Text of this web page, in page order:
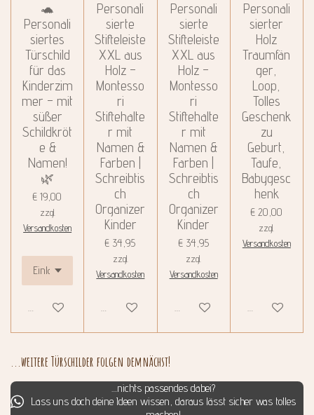
🐢
Personali
siertes
Türschild
für das
Kinderzim
mer – mit
süßer
Schildkröt
e &
Namen!
🌿
€ 19,00
zzgl.
Versandkosten
Details anzeigen
Personali
sierte
Stifteleiste
XXL aus
Holz –
Montesso
ri
Stiftehalte
r mit
Namen &
Farben |
Schreibtis
ch
Organizer
Kinder
€ 34,95
zzgl.
Versandkosten
Details anzeigen
Personali
sierte
Stifteleiste
XXL aus
Holz –
Montesso
ri
Stiftehalte
r mit
Namen &
Farben |
Schreibtis
ch
Organizer
Kinder
€ 34,95
zzgl.
Versandkosten
Details anzeigen
Personali
sierter
Holz
Traumfän
ger,
Loop,
Tolles
Geschenk
zu
Geburt,
Taufe,
Babygesc
henk
€ 20,00
zzgl.
Versandkosten
Details anzeigen
...weitere Türschilder folgen demnächst!
....nichts passendes dabei?
Lass uns doch deine Ideen wissen, daraus lässt sicher was tolles